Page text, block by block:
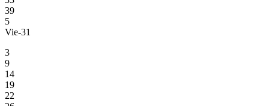
39
5
Vie-31
3
9
14
19
22